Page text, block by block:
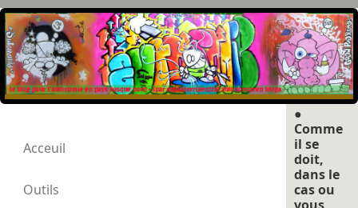
Acceuil
Outils
●
Comme
il se
doit,
dans le
cas ou